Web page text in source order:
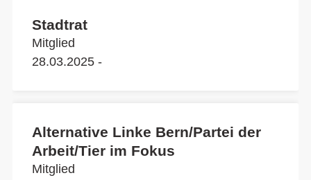
Stadtrat
Mitglied
28.03.2025 -
Alternative Linke Bern/Partei der
Arbeit/Tier im Fokus
Mitglied